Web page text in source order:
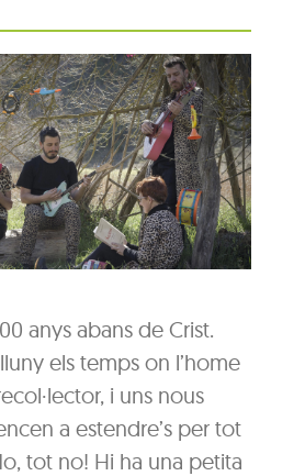
anys abans de Crist.
els temps on l’home
i uns nous
a estendre’s per tot
tot no! Hi ha una petita